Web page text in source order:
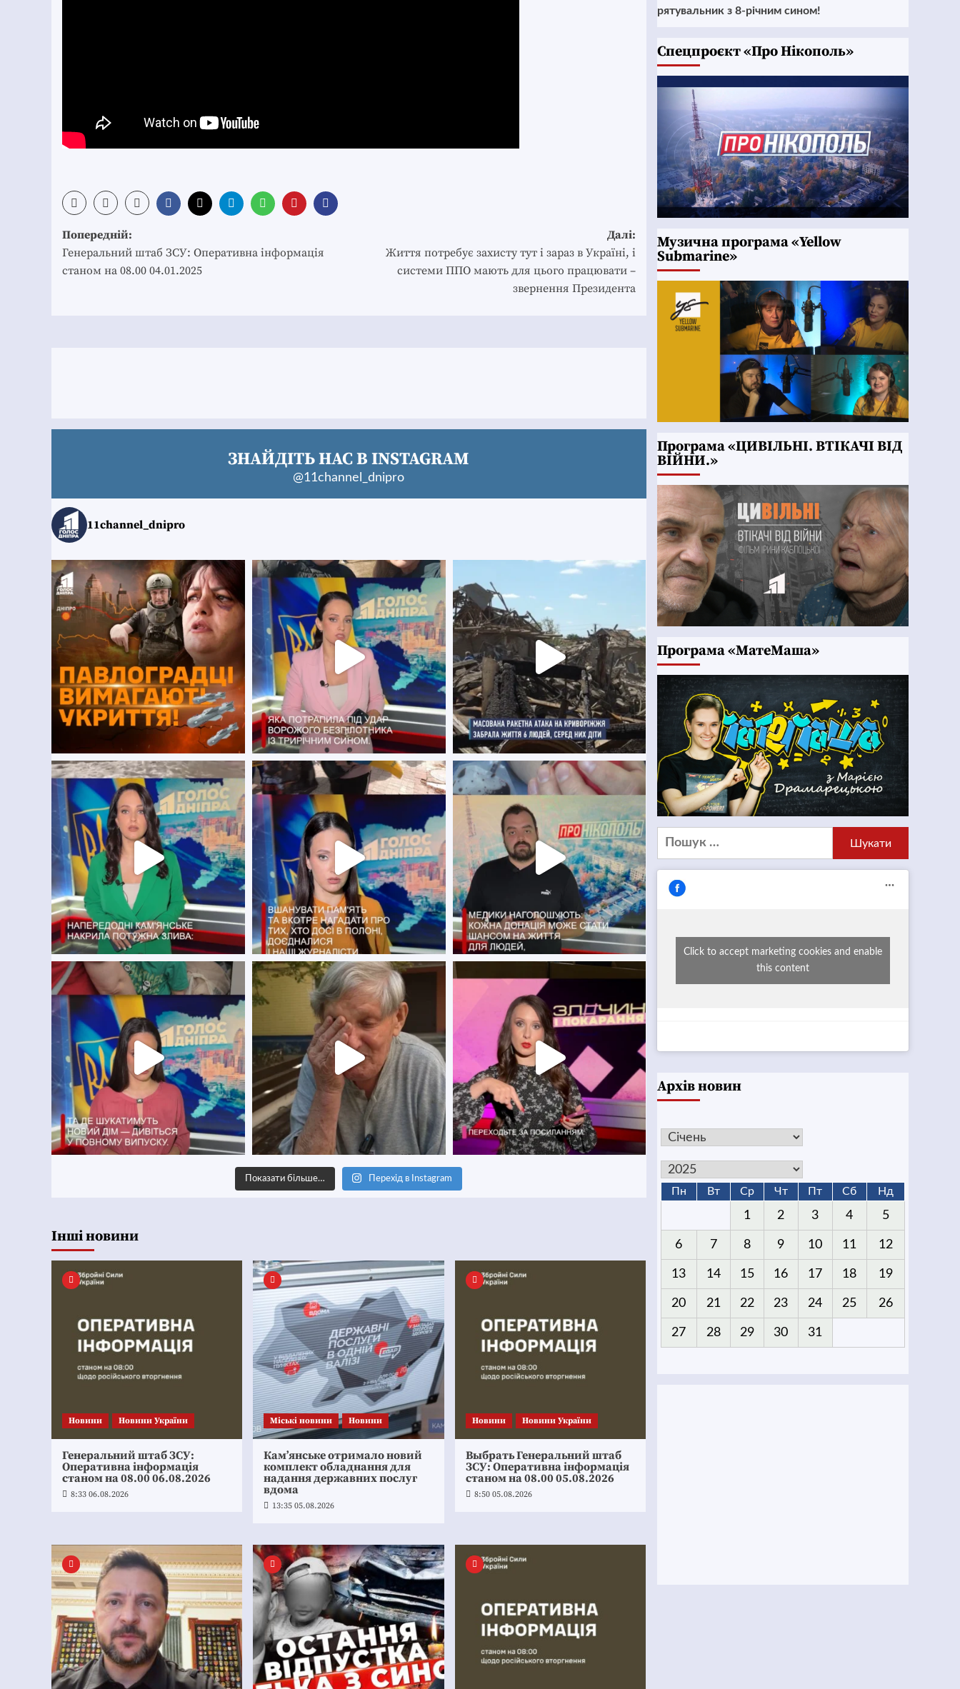
Post
navigation
Попередній:
Генеральний штаб ЗСУ: Оперативна інформація
станом на 08.00 04.01.2025
Далі:
Життя потребує захисту тут і зараз в Україні, і
системи ППО мають для цього працювати –
звернення Президента
ЗНАЙДІТЬ НАС В INSTAGRAM
@11channel_dnipro
11channel_dnipro
Показати більше… Перехід в Instagram
Інші новини
Новини Новини України
Генеральний штаб ЗСУ:
Оперативна інформація
станом на 08.00 06.08.2026
8:33 06.08.2026
Mіські новини Новини
Кам’янське отримало новий
комплект обладнання для
надання державних послуг
вдома
13:35 05.08.2026
Новини Новини України
Выбрать Генеральний штаб
ЗСУ: Оперативна інформація
станом на 08.00 05.08.2026
8:50 05.08.2026
рятувальник з 8-річним сином!
Cпецпроєкт «Про Нікополь»
Музична програма «Yellow
Submarine»
Програма «ЦИВІЛЬНІ. ВТІКАЧІ ВІД
ВІЙНИ.»
Програма «МатеМаша»
Пошук:
Click to accept marketing cookies and enable
this content
Архів новин
Пн Вт Ср Чт Пт Сб Нд
1 2 3 4 5
6 7 8 9 10 11 12
13 14 15 16 17 18 19
20 21 22 23 24 25 26
27 28 29 30 31